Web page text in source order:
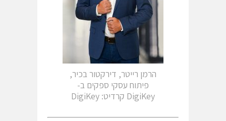
הרמן רייטר, דירקטור בכיר,
פיתוח עסקי ספקים ב-
DigiKey קרדיט: DigiKey